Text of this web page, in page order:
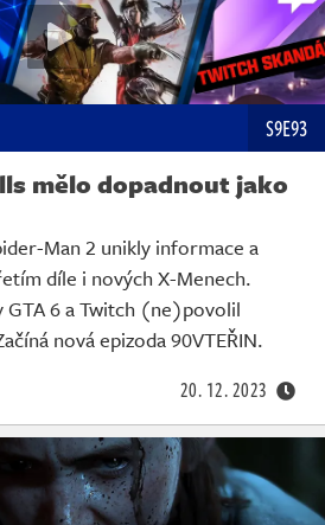
S9E93
mělo dopadnout jako
Man 2 unikly informace a
díle i nových X-Menech.
GTA 6 a Twitch (ne)povolil
nová epizoda 90VTEŘIN.
20. 12. 2023